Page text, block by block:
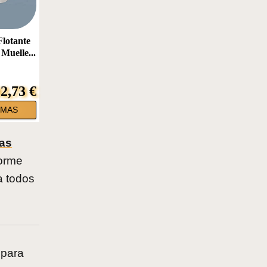
€
todos